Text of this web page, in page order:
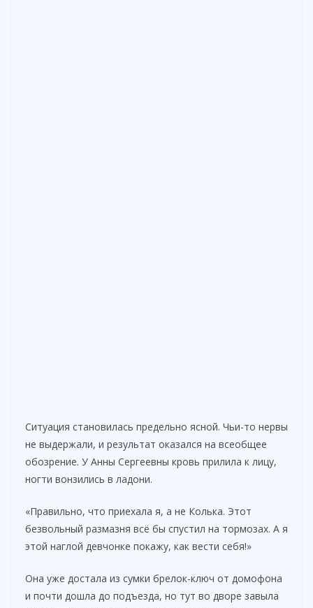
Ситуация становилась предельно ясной. Чьи-то нервы
не выдержали, и результат оказался на всеобщее
обозрение. У Анны Сергеевны кровь прилила к лицу,
ногти вонзились в ладони.
«Правильно, что приехала я, а не Колька. Этот
безвольный размазня всё бы спустил на тормозах. А я
этой наглой девчонке покажу, как вести себя!»
Она уже достала из сумки брелок-ключ от домофона
и почти дошла до подъезда, но тут во дворе завыла